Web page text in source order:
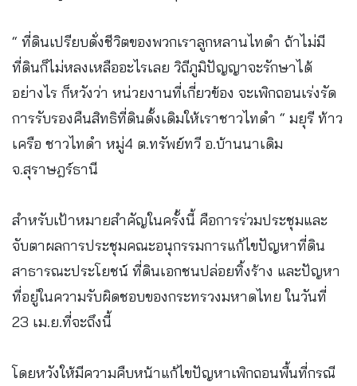
“ ที่ดินเปรียบดั่งชีวิตของพวกเราลูกหลานไทดำ ถ้าไม่มี
ที่ดินก็ไม่หลงเหลืออะไรเลย วิถีภูมิปัญญาจะรักษาได้
อย่างไร ก็หวังว่า หน่วยงานที่เกี่ยวข้อง จะเพิกถอนเร่งรัด
การรับรองคืนสิทธิที่ดินดั้งเดิมให้เราชาวไทดำ “ มยุรี ท้าว
เครือ ชาวไทดำ หมู่4 ต.ทรัพย์ทวี อ.บ้านนาเดิม
จ.สุราษฎร์ธานี
สำหรับเป้าหมายสำคัญในครั้งนี้ คือการร่วมประชุมและ
จับตาผลการประชุมคณะอนุกรรมการแก้ไขปัญหาที่ดิน
สาธารณะประโยชน์ ที่ดินเอกชนปล่อยทิ้งร้าง และปัญหา
ที่อยู่ในความรับผิดชอบของกระทรวงมหาดไทย ในวันที่
23 เม.ย.ที่จะถึงนี้
โดยหวังให้มีความคืบหน้าแก้ไขปัญหาเพิกถอนพื้นที่กรณี